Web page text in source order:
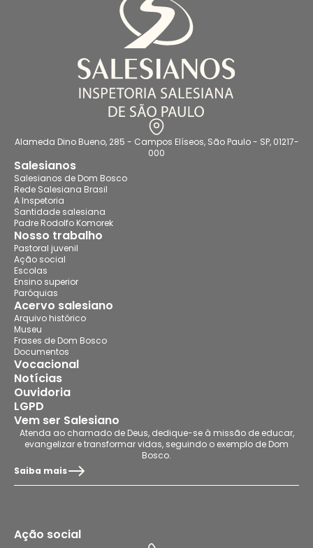
Alameda Dino Bueno, 285 - Campos Elíseos, São Paulo - SP, 01217-
000
Salesianos
Salesianos de Dom Bosco
Rede Salesiana Brasil
A Inspetoria
Santidade salesiana
Padre Rodolfo Komorek
Nosso trabalho
Pastoral juvenil
Ação social
Escolas
Ensino superior
Paróquias
Acervo salesiano
Arquivo histórico
Museu
Frases de Dom Bosco
Documentos
Vocacional
Notícias
Ouvidoria
LGPD
Vem ser Salesiano
Atenda ao chamado de Deus, dedique-se à missão de educar,
evangelizar e transformar vidas, seguindo o exemplo de Dom
Bosco.
Saiba mais
Ação social